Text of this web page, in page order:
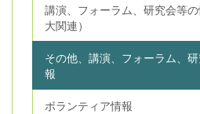
講演、フォーラム、研究会等
大関連）
その他、講演、フォーラム、
報
ボランティア情報